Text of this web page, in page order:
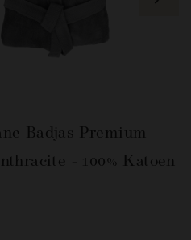
Badjas Premium
- 100% Katoen